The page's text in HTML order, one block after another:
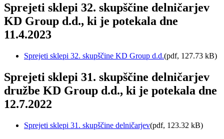
Sprejeti sklepi 32. skupščine delničarjev
KD Group d.d., ki je potekala dne
11.4.2023
Sprejeti sklepi 32. skupščine KD Group d.d.(pdf, 127.73 kB)
Sprejeti sklepi 31. skupščine delničarjev
družbe KD Group d.d., ki je potekala dne
12.7.2022
Sprejeti sklepi 31. skupščine delničarjev(pdf, 123.32 kB)